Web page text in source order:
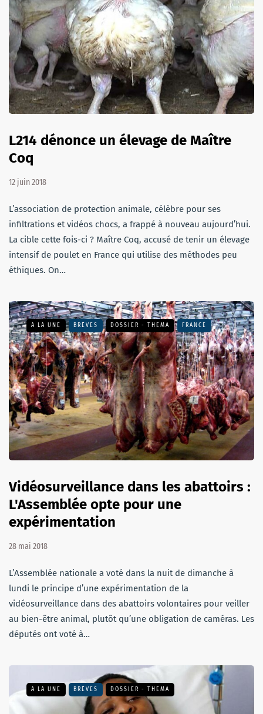
L214 dénonce un élevage de Maître
Coq
12 juin 2018
L’association de protection animale, célèbre pour ses
infiltrations et vidéos chocs, a frappé à nouveau aujourd’hui.
La cible cette fois-ci ? Maître Coq, accusé de tenir un élevage
intensif de poulet en France qui utilise des méthodes peu
éthiques. On…
A LA UNE BRÈVES DOSSIER - THEMA FRANCE
Vidéosurveillance dans les abattoirs :
L'Assemblée opte pour une
expérimentation
28 mai 2018
L’Assemblée nationale a voté dans la nuit de dimanche à
lundi le principe d’une expérimentation de la
vidéosurveillance dans des abattoirs volontaires pour veiller
au bien-être animal, plutôt qu’une obligation de caméras. Les
députés ont voté à…
A LA UNE BRÈVES DOSSIER - THEMA